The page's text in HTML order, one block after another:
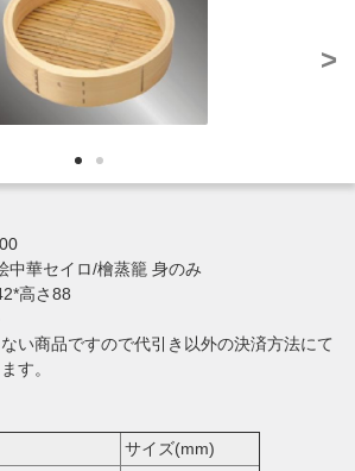
>
華セイロ/檜蒸籠 身のみ
高さ88
い商品ですので代引き以外の決済方法にて
す。
サイズ(mm)